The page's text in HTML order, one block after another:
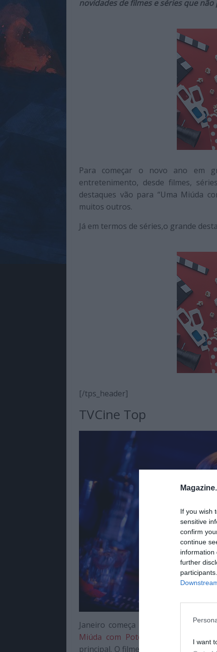
If you wish
sensitive
confirm
continue
information
further
I want
novidades de filmes e séries que
Para começar o novo ano em
entretenimento, desde filmes,
destaques vão para “Uma Miúda
muitos outros.
Já em termos de séries,o grande
[/tps_header]
TVCine Top
Janeiro começa com várias
Miúda com Potencial”
de Emerald
principal. O filme conta a história de